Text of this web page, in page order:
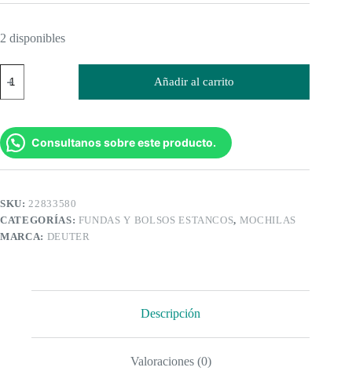
2 disponibles
Drypack
3
Añadir al carrito
Consultanos sobre este producto.
SKU: 22833580
CATEGORÍAS: FUNDAS Y BOLSOS ESTANCOS, MOCHILAS
MARCA: DEUTER
Descripción
Valoraciones (0)